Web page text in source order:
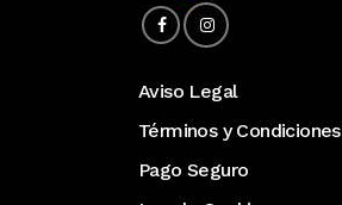
Aviso Legal
Términos y Condiciones
Pago Seguro